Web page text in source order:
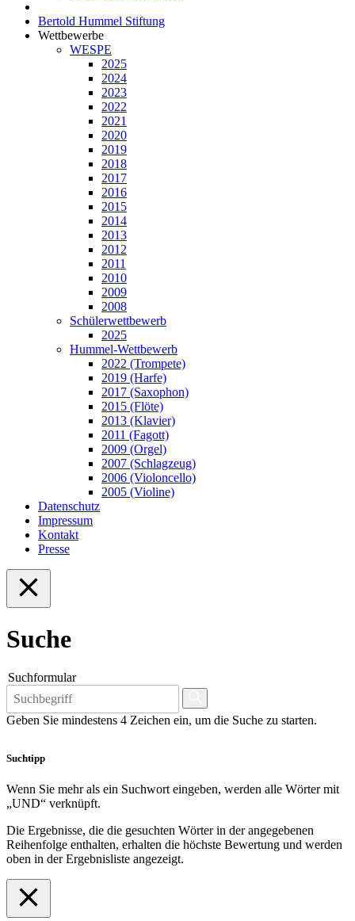
Bertold Hummel Stiftung
Wettbewerbe
WESPE
2025
2024
2023
2022
2021
2020
2019
2018
2017
2016
2015
2014
2013
2012
2011
2010
2009
2008
Schülerwettbewerb
2025
Hummel-Wettbewerb
2022 (Trompete)
2019 (Harfe)
2017 (Saxophon)
2015 (Flöte)
2013 (Klavier)
2011 (Fagott)
2009 (Orgel)
2007 (Schlagzeug)
2006 (Violoncello)
2005 (Violine)
Datenschutz
Impressum
Kontakt
Presse
Suche
Suchformular
Geben Sie mindestens 4 Zeichen ein, um die Suche zu starten.
Suchtipp
Wenn Sie mehr als ein Suchwort eingeben, werden alle Wörter mit
„UND“ verknüpft.
Die Ergebnisse, die die gesuchten Wörter in der angegebenen
Reihenfolge enthalten, erhalten die höchste Bewertung und werden
oben in der Ergebnisliste angezeigt.